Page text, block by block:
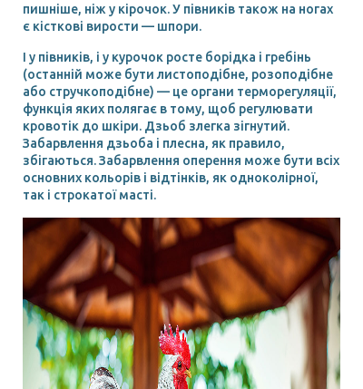
пишніше, ніж у кірочок. У півників також на ногах
є кісткові вирости — шпори.
І у півників, і у курочок росте борідка і гребінь
(останній може бути листоподібне, розоподібне
або стручкоподібне) — це органи терморегуляції,
функція яких полягає в тому, щоб регулювати
кровотік до шкіри. Дзьоб злегка зігнутий.
Забарвлення дзьоба і плесна, як правило,
збігаються. Забарвлення оперення може бути всіх
основних кольорів і відтінків, як одноколірної,
так і строкатої масті.